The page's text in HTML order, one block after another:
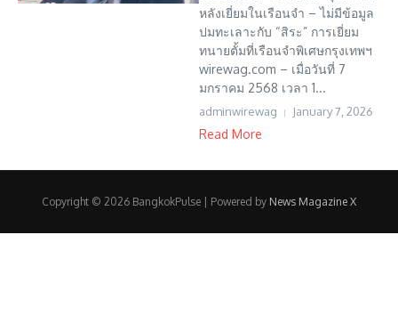
หลังเยี่ยมในเรือนจำ – ไม่มีข้อมูล
ปมทะเลาะกับ “สิระ” การเยี่ยม
ทนายตั้มที่เรือนจำพิเศษกรุงเทพฯ
wirewag.com – เมื่อวันที่ 7
มกราคม 2568 เวลา 1...
adminwirewag January 7, 2026
Read More
Copyright © 2026 BangkokPulse | Powered by News Magazine X